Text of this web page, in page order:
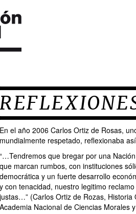
En el año 2006 Carlos Ortiz de Rosas,
mundialmente respetado, reflexionaba
“…Tendremos que bregar por una
que marcan rumbos, con instituciones
democrática y un fuerte desarrollo
y con tenacidad, nuestro legitimo
justas…” (Carlos Ortiz de Rozas, Historia
Academia Nacional de Ciencias Morales